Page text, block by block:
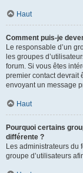
Haut
Comment puis-je
Le responsable d’un
les groupes
forum. Si vous êtes
premier contact devrait
envoyant un message
Haut
Pourquoi certains
différente ?
Les administrateurs du
groupe d’utilisateurs